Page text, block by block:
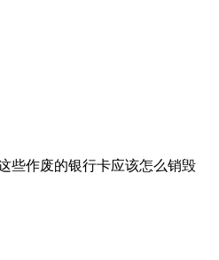
些作废的银行卡应该怎么销毁